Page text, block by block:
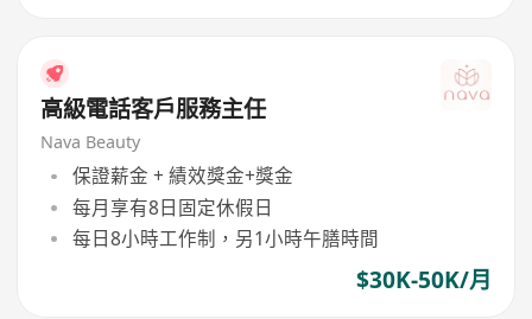
高級電話客戶服務主任
Nava Beauty
保證薪金 + 績效獎金+獎金
每月享有8日固定休假日
每日8小時工作制，另1小時午膳時間
$30K-50K/月